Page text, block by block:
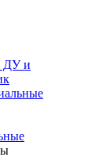
ДУ и